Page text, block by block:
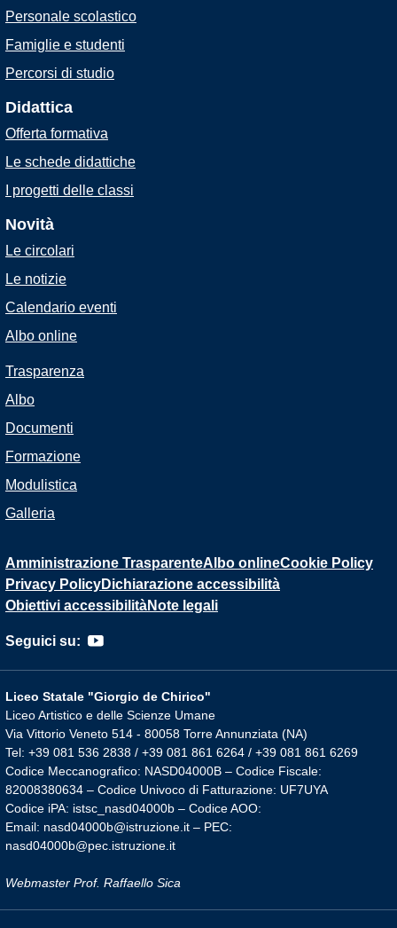
Personale scolastico
Famiglie e studenti
Percorsi di studio
Didattica
Offerta formativa
Le schede didattiche
I progetti delle classi
Novità
Le circolari
Le notizie
Calendario eventi
Albo online
Trasparenza
Albo
Documenti
Formazione
Modulistica
Galleria
Amministrazione TrasparenteAlbo onlineCookie Policy
Privacy PolicyDichiarazione accessibilità
Obiettivi accessibilitàNote legali
Seguici su:
Liceo Statale "Giorgio de Chirico"
Liceo Artistico e delle Scienze Umane
Via Vittorio Veneto 514 - 80058 Torre Annunziata (NA)
Tel: +39 081 536 2838 / +39 081 861 6264 / +39 081 861 6269
Codice Meccanografico: NASD04000B – Codice Fiscale:
82008380634 – Codice Univoco di Fatturazione: UF7UYA
Codice iPA: istsc_nasd04000b – Codice AOO:
Email: nasd04000b@istruzione.it – PEC:
nasd04000b@pec.istruzione.it
Webmaster Prof. Raffaello Sica